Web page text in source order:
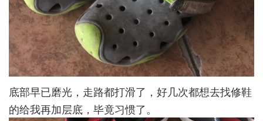
底部早已磨光，走路都打滑了，好几次都想去找修鞋
的给我再加层底，毕竟习惯了。